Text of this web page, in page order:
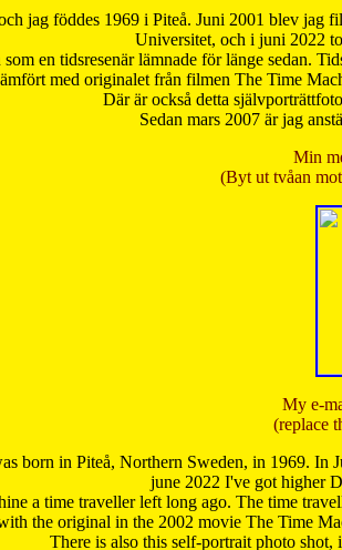
jag föddes 1969 i Piteå. Juni 2001 blev jag
Universitet, och i juni 2022
en tidsresenär lämnade för länge sedan.
med originalet från filmen The Time
Där är också detta
Sedan mars 2007 är jag
Min
(Byt ut tvåan
My e-
(replace
born in Piteå, Northern Sweden, in 1969.
june 2022 I've got higher
a time traveller left long ago. The time
the original in the 2002 movie The Time
There is also this self-portrait photo